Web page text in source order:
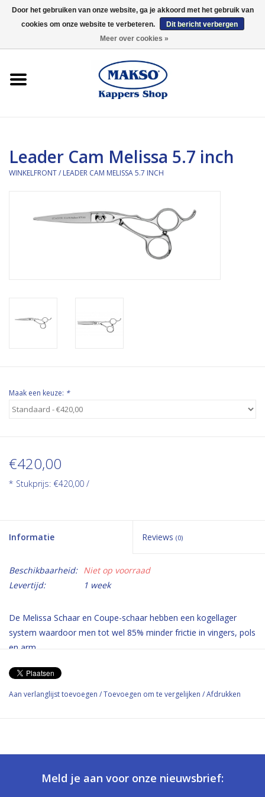
0 Artikelen - €0,00
Kaaral
Merken
Leader Cam Melissa 5.7 inch
WINKELFRONT/ LEADER CAM MELISSA 5.7 INCH
Maak een keuze: *
€420,00
* Stukprijs: €420,00 /
Informatie Reviews (0)
Beschikbaarheid: Niet op voorraad
Levertijd:
1 week
De Melissa Schaar en Coupe-schaar hebben een kogellager
system waardoor men tot wel 85% minder frictie in vingers, pols
en arm.
Door ook zijn ergonomische gevormde design geeft dat meer
rust in vingers, pols en hand.
Aan verlanglijst toevoegen /Toevoegen om te vergelijken /Afdrukken
Meld je aan voor onze nieuwsbrief:
Door het gebruiken van onze website, ga je akkoord met het gebruik van
cookies om onze website te verbeteren.
Dit bericht verbergen
Meer over cookies »